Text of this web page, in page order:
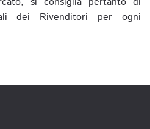
dei Rivenditori per ogni